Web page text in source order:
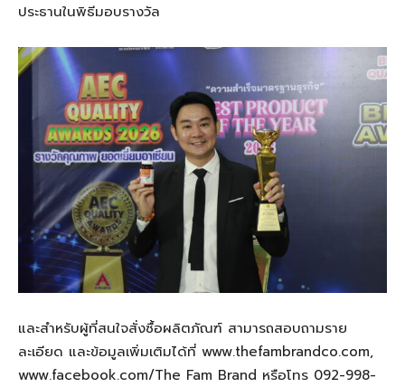
ประธานในพิธีมอบรางวัล
และสำหรับผู้ที่สนใจสั่งซื้อผลิตภัณฑ์ สามารถสอบถามราย
ละเอียด และข้อมูลเพิ่มเติมได้ที่ www.thefambrandco.com,
www.facebook.com/The Fam Brand หรือโทร 092-998-